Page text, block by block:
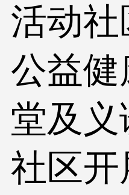
活动社
公益健
堂及义
社区开